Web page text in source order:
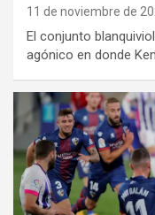
11 de noviembre de
El conjunto
agónico en donde